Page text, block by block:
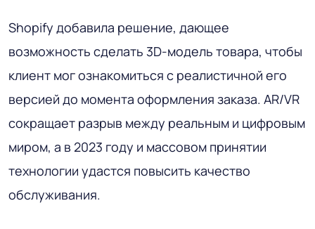
Shopify добавила решение, дающее
возможность сделать 3D-модель товара, чтобы
клиент мог ознакомиться с реалистичной его
версией до момента оформления заказа. AR/VR
сокращает разрыв между реальным и цифровым
миром, а в 2023 году и массовом принятии
технологии удастся повысить качество
обслуживания.